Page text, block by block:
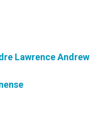
Lawrence Andrew